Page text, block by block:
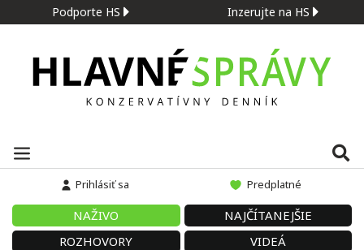
Podporte HS Inzerujte na HS
Prihlásiť sa Predplatné
NAŽIVO
NAJČÍTANEJŠIE
ROZHOVORY
VIDEÁ